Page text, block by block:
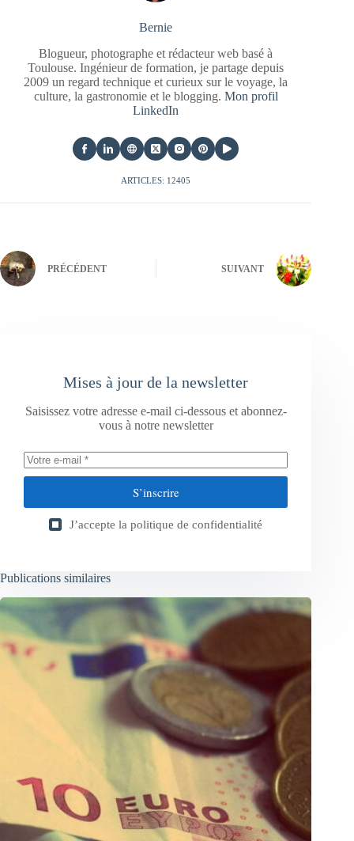
Bernie
Blogueur, photographe et rédacteur web basé à
Toulouse. Ingénieur de formation, je partage depuis
2009 un regard technique et curieux sur le voyage, la
culture, la gastronomie et le blogging. Mon profil
LinkedIn
ARTICLES: 12405
PRÉCÉDENT SUIVANT
Mises à jour de la newsletter
Saisissez votre adresse e-mail ci-dessous et abonnez-
vous à notre newsletter
S’inscrire
J’accepte la politique de confidentialité
Publications similaires